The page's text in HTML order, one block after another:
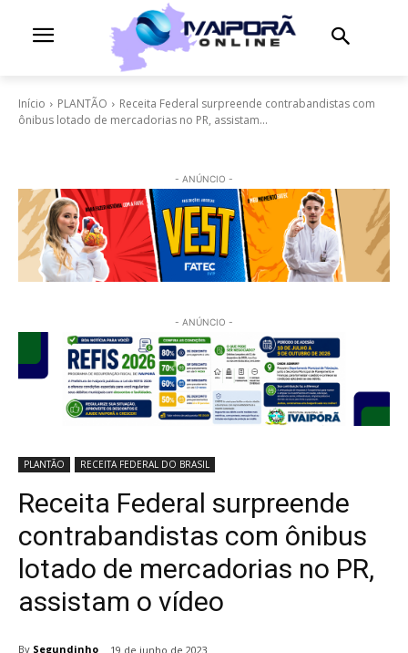
Início PLANTÃO
Receita Federal surpreende contrabandistas com
ônibus lotado de mercadorias no PR, assistam...
- ANÚNCIO -
- ANÚNCIO -
PLANTÃO RECEITA FEDERAL DO BRASIL
Receita Federal surpreende
contrabandistas com ônibus
lotado de mercadorias no PR,
assistam o vídeo
By Segundinho 19 de junho de 2023